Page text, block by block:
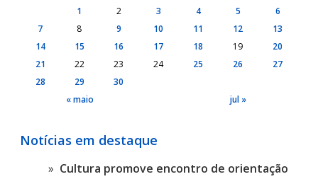
1
2 3 4 5
6
7
8 9 10 11 12
13
14
15 16 17 18 19
20
21
22 23 24 25 26
27
28
29
30
« maio
jul »
Notícias em destaque
Cultura promove encontro de orientação